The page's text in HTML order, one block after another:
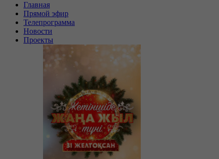
Главная
Прямой эфир
Телепрограмма
Новости
Проекты